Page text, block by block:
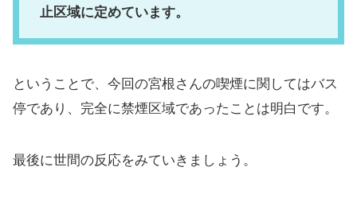
止区域に定めています。
ということで、今回の宮根さんの喫煙に関してはバス
停であり、完全に禁煙区域であったことは明白です。
最後に世間の反応をみていきましょう。